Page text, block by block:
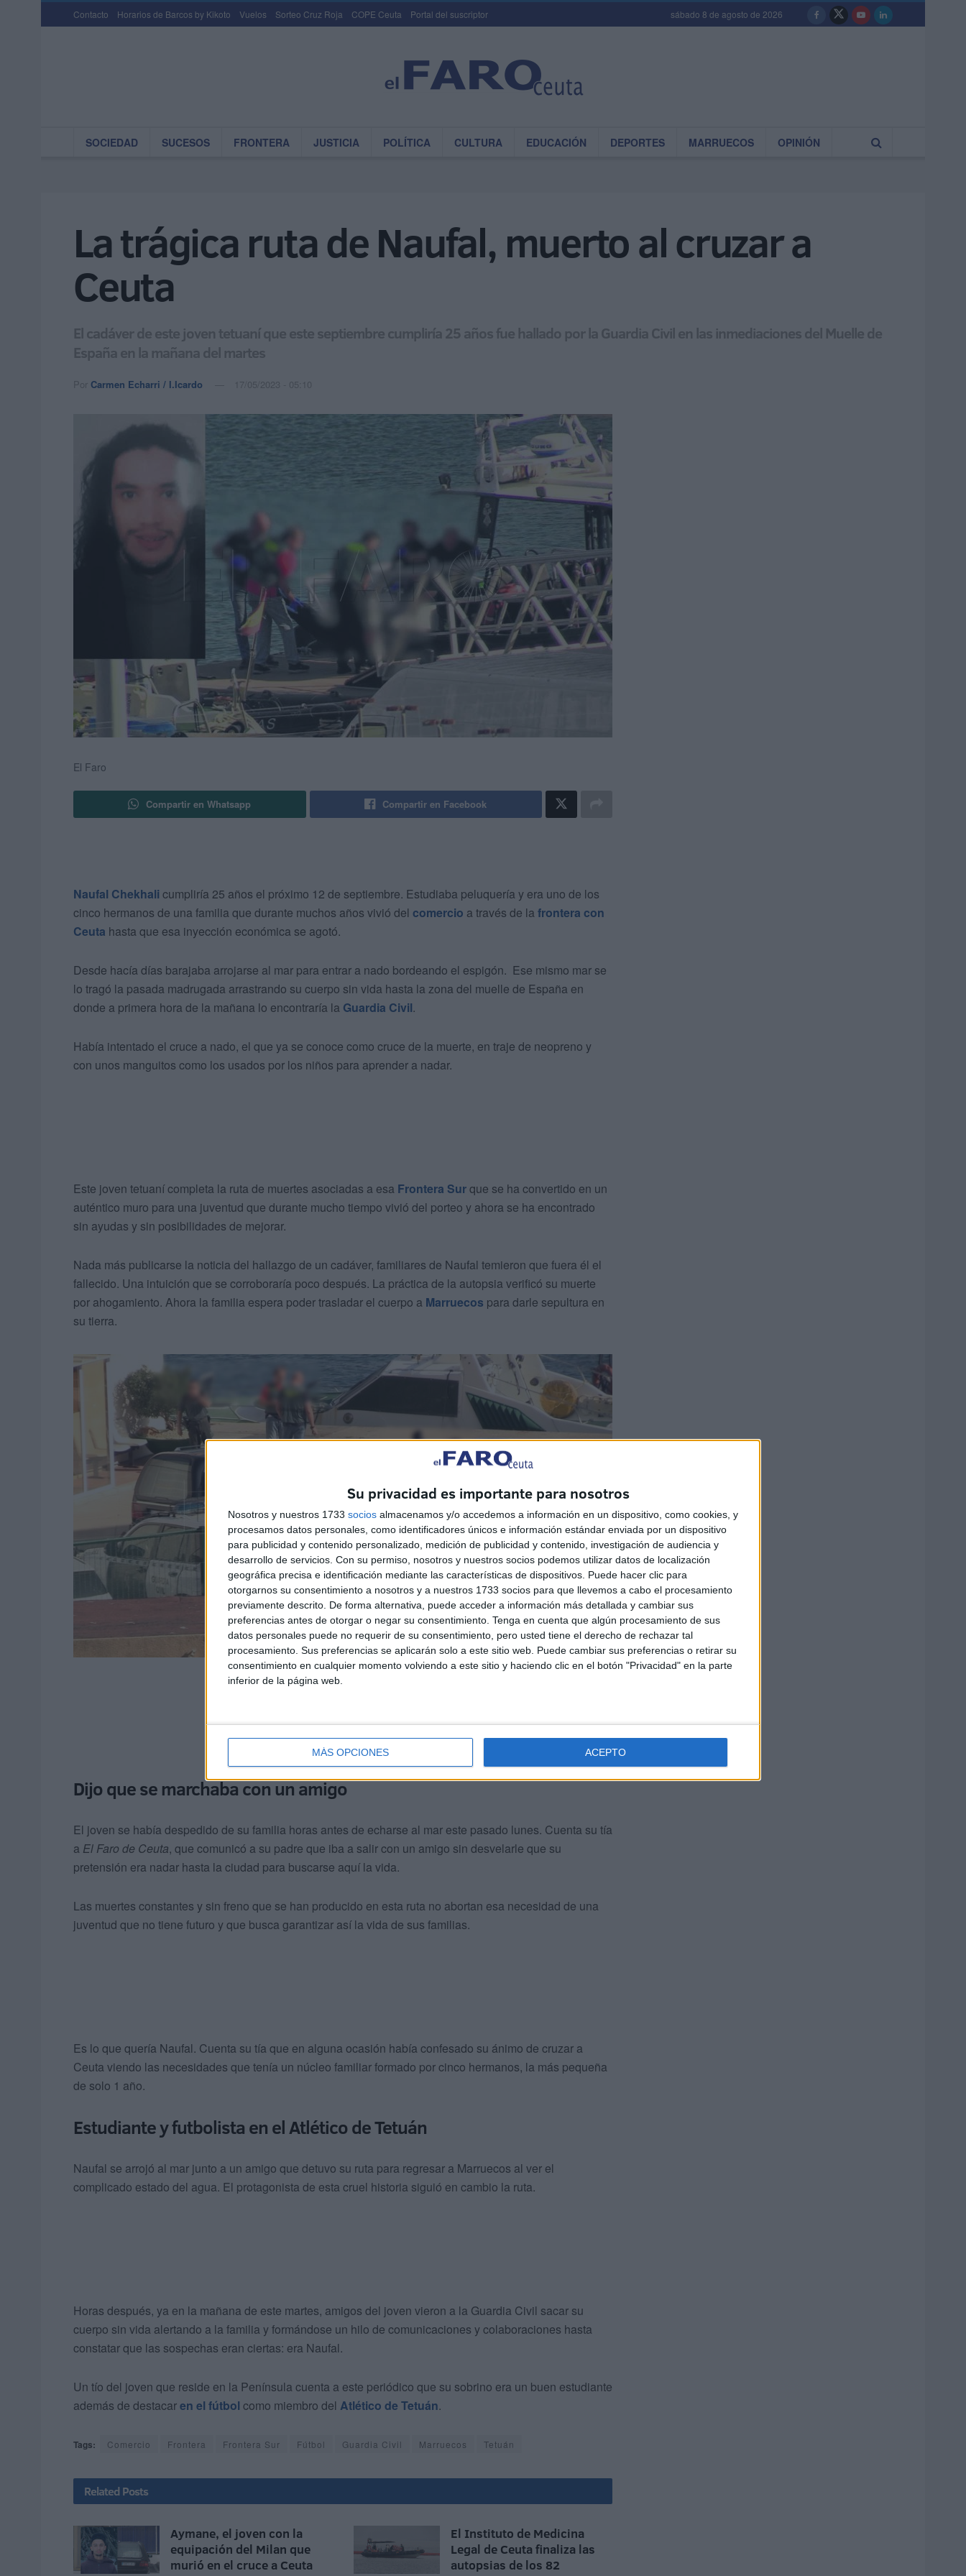
Su privacidad es importante para nosotros
Nosotros y nuestros 1733 socios almacenamos y/o accedemos a información en un dispositivo, como cookies, y
procesamos datos personales, como identificadores únicos e información estándar enviada por un dispositivo
para publicidad y contenido personalizado, medición de publicidad y contenido, investigación de audiencia y
desarrollo de servicios. Con su permiso, nosotros y nuestros socios podemos utilizar datos de localización
geográfica precisa e identificación mediante las características de dispositivos. Puede hacer clic para
otorgarnos su consentimiento a nosotros y a nuestros 1733 socios para que llevemos a cabo el procesamiento
previamente descrito. De forma alternativa, puede acceder a información más detallada y cambiar sus
preferencias antes de otorgar o negar su consentimiento. Tenga en cuenta que algún procesamiento de sus
datos personales puede no requerir de su consentimiento, pero usted tiene el derecho de rechazar tal
procesamiento. Sus preferencias se aplicarán solo a este sitio web. Puede cambiar sus preferencias o retirar su
consentimiento en cualquier momento volviendo a este sitio y haciendo clic en el botón "Privacidad" en la parte
inferior de la página web.
MÁS OPCIONES ACEPTO
Contacto Horarios de Barcos by Kikoto Vuelos Sorteo Cruz Roja COPE Ceuta Portal del suscriptor sábado 8 de agosto de 2026
SOCIEDAD SUCESOS FRONTERA JUSTICIA POLÍTICA CULTURA EDUCACIÓN DEPORTES MARRUECOS OPINIÓN
La trágica ruta de Naufal, muerto al cruzar a
Ceuta
El cadáver de este joven tetuaní que este septiembre cumpliría 25 años fue hallado por la Guardia Civil en las inmediaciones del Muelle de
España en la mañana del martes
Por Carmen Echarri / I.Icardo 17/05/2023 - 05:10
El Faro
Compartir en Whatsapp Compartir en Facebook
Naufal Chekhali cumpliría 25 años el próximo 12 de septiembre. Estudiaba peluquería y era uno de los
cinco hermanos de una familia que durante muchos años vivió del comercio a través de la frontera con
Ceuta hasta que esa inyección económica se agotó.
Desde hacía días barajaba arrojarse al mar para entrar a nado bordeando el espigón. Ese mismo mar se
lo tragó la pasada madrugada arrastrando su cuerpo sin vida hasta la zona del muelle de España en
donde a primera hora de la mañana lo encontraría la Guardia Civil.
Había intentado el cruce a nado, el que ya se conoce como cruce de la muerte, en traje de neopreno y
con unos manguitos como los usados por los niños para aprender a nadar.
Este joven tetuaní completa la ruta de muertes asociadas a esa Frontera Surque se ha convertido en un
auténtico muro para una juventud que durante mucho tiempo vivió del porteo y ahora se ha encontrado
sin ayudas y sin posibilidades de mejorar.
Nada más publicarse la noticia del hallazgo de un cadáver, familiares de Naufal temieron que fuera él el
fallecido. Una intuición que se corroboraría poco después. La práctica de la autopsia verificó su muerte
por ahogamiento. Ahora la familia espera poder trasladar el cuerpo a Marruecos para darle sepultura en
su tierra.
Dijo que se marchaba con un amigo
El joven se había despedido de su familia horas antes de echarse al mar este pasado lunes. Cuenta su tía
a El Faro de Ceuta, que comunicó a su padre que iba a salir con un amigo sin desvelarle que su
pretensión era nadar hasta la ciudad para buscarse aquí la vida.
Las muertes constantes y sin freno que se han producido en esta ruta no abortan esa necesidad de una
juventud que no tiene futuro y que busca garantizar así la vida de sus familias.
Es lo que quería Naufal. Cuenta su tía que en alguna ocasión había confesado su ánimo de cruzar a
Ceuta viendo las necesidades que tenía un núcleo familiar formado por cinco hermanos, la más pequeña
de solo 1 año.
Estudiante y futbolista en el Atlético de Tetuán
Naufal se arrojó al mar junto a un amigo que detuvo su ruta para regresar a Marruecos al ver el
complicado estado del agua. El protagonista de esta cruel historia siguió en cambio la ruta.
Horas después, ya en la mañana de este martes, amigos del joven vieron a la Guardia Civil sacar su
cuerpo sin vida alertando a la familia y formándose un hilo de comunicaciones y colaboraciones hasta
constatar que las sospechas eran ciertas: era Naufal.
Un tío del joven que reside en la Península cuenta a este periódico que su sobrino era un buen estudiante
además de destacaren el fútbol como miembro del Atlético de Tetuán.
Tags: Comercio Frontera Frontera Sur Fútbol Guardia Civil Marruecos Tetuán
Related Posts
Aymane, el joven con la
equipación del Milan que
murió en el cruce a Ceuta
El Instituto de Medicina
Legal de Ceuta finaliza las
autopsias de los 82